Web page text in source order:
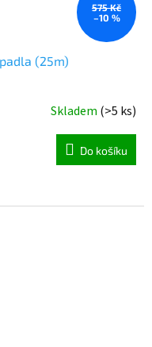
575 Kč
–10 %
(25m)
Skladem (>5 ks)
Do košíku